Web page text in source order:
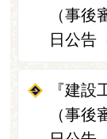
（事
日公告
『建
（事